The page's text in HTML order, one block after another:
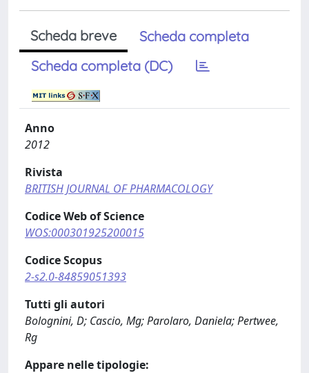
Scheda breve
Scheda completa
Scheda completa (DC)
Anno
2012
Rivista
BRITISH JOURNAL OF PHARMACOLOGY
Codice Web of Science
WOS:000301925200015
Codice Scopus
2-s2.0-84859051393
Tutti gli autori
Bolognini, D; Cascio, Mg; Parolaro, Daniela; Pertwee,
Rg
Appare nelle tipologie: